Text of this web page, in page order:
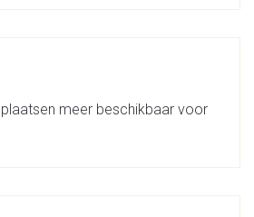
plaatsen meer beschikbaar voor